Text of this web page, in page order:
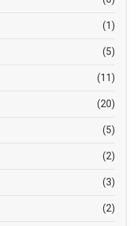
(1)
(5)
(11)
(20)
(5)
(2)
(3)
(2)